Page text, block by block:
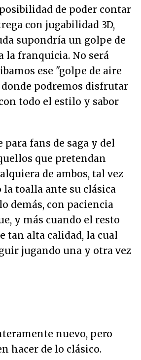
de poder contar
con jugabilidad 3D,
supondría un golpe de
la franquicia. No será
ese "golpe de aire
donde podremos disfrutar
todo el estilo y sabor
fans de saga y del
que pretendan
de ambos, tal vez
la toalla ante su clásica
demás, con paciencia
y más cuando el resto
tan alta calidad, la cual
jugando una y otra vez
nuevo, pero
hacer de lo clásico.